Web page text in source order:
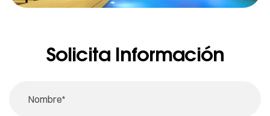
Solicita Información